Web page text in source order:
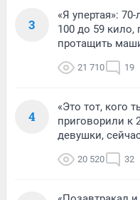
3
«Я упертая»:
100 до 59
протащить
21 710 19
4
«Это тот, кого
приговорили к
девушки,
20 520 32